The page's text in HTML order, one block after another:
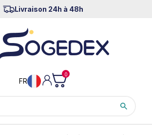
Livraison 24h à 48h
FR
0